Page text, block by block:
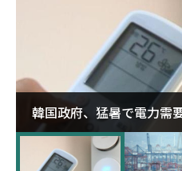
韓国政府、猛暑で電力需
に需給対応体制を点検